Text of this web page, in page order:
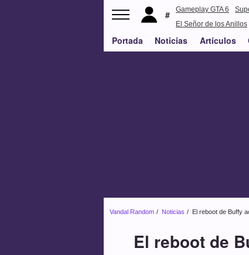
Gameplay GTA 6
El Señor de los Anillos
Portada Noticias Artículos
Vandal Random Noticias El reboot de Buffy
El reboot de